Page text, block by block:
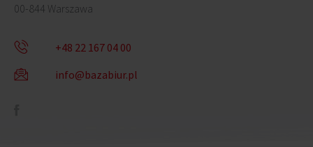
00-844 Warszawa
+48 22 167 04 00
info@bazabiur.pl